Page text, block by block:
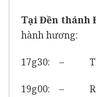
Tại Đền thánh
hành hương:
17g30: –
19g00: –